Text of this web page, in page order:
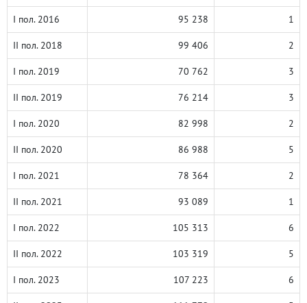
I пол. 2016 95 238 1
II пол. 2018 99 406 2
I пол. 2019 70 762 3
II пол. 2019 76 214 3
I пол. 2020 82 998 2
II пол. 2020 86 988 5
I пол. 2021 78 364 2
II пол. 2021 93 089 1
I пол. 2022 105 313 6
II пол. 2022 103 319 5
I пол. 2023 107 223 6